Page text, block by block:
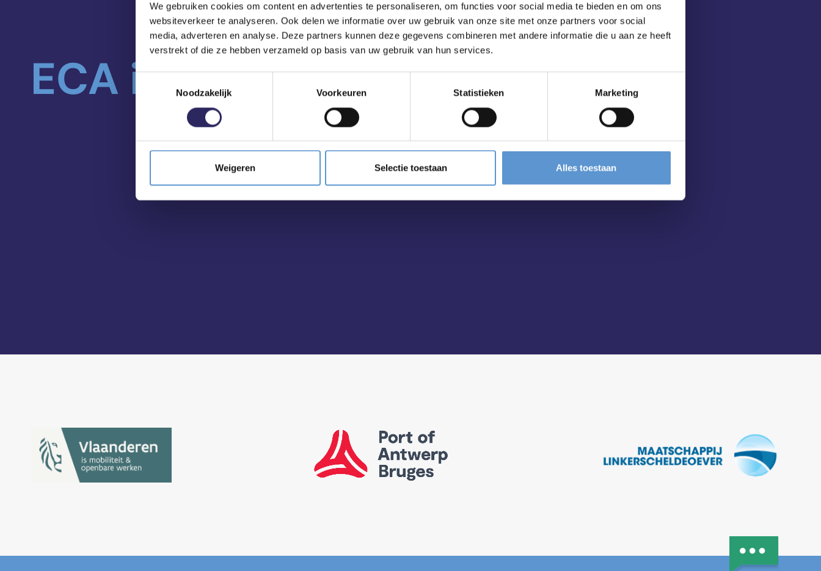
We gebruiken cookies om content en advertenties te personaliseren, om functies voor social media te bieden en om ons
websiteverkeer te analyseren. Ook delen we informatie over uw gebruik van onze site met onze partners voor social
media, adverteren en analyse. Deze partners kunnen deze gegevens combineren met andere informatie die u aan ze heeft
verstrekt of die ze hebben verzameld op basis van uw gebruik van hun services.
Noodzakelijk
Voorkeuren Statistieken Marketing
Weigeren Selectie toestaan Alles toestaan
ECA in je mailbox?